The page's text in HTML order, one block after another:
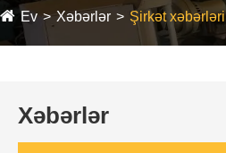
Ev Xəbərlər Şirkət xəbərləri
Xəbərlər